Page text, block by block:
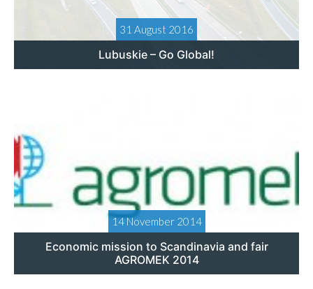
31 August 2016
Lubuskie – Go Global!
14 November 2014
Economic mission to Scandinavia and fair
AGROMEK 2014